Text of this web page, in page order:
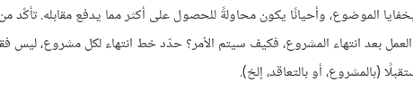
الموضوع، وأحيانًا يكون محاولةً للحصول على أكثر مما يدفع مقابله.
العمل بعد انتهاء المشروع، فكيف سيتم الأمر؟ حدّد خط انتهاء لكل مشروع،
(بالمشروع، أو بالتعاقد، إلخ).